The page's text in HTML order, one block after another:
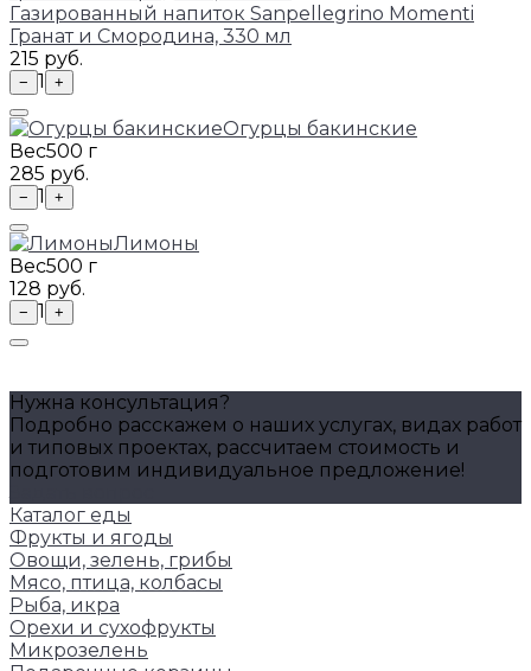
Газированный напиток Sanpellegrino Momenti
Гранат и Смородина, 330 мл
215 руб.
− 1 +
Огурцы бакинские
Вес500 г
285 руб.
− 1 +
Лимоны
Вес500 г
128 руб.
− 1 +
Нужна консультация?
Подробно расскажем о наших услугах, видах работ
и типовых проектах, рассчитаем стоимость и
подготовим индивидуальное предложение!
Каталог еды
Фрукты и ягоды
Овощи, зелень, грибы
Мясо, птица, колбасы
Рыба, икра
Орехи и сухофрукты
Микрозелень